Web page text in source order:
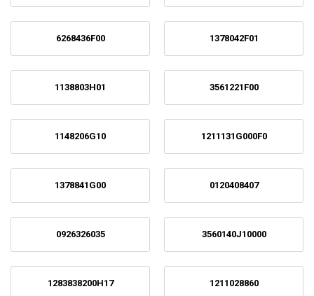
6268436F00 1378042F01
1138803H01 3561221F00
1148206G10 1211131G000F0
1378841G00 0120408407
0926326035 3560140J10000
1283838200H17 1211028860